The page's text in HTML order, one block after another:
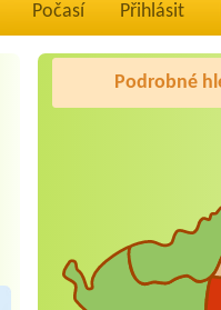
Počasí Přihlásit
Podrobné